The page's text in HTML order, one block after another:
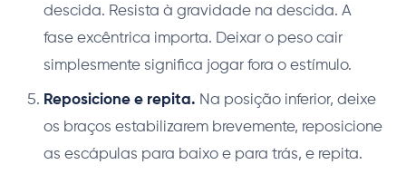
descida. Resista à gravidade na descida. A
fase excêntrica importa. Deixar o peso cair
simplesmente significa jogar fora o estímulo.
Reposicione e repita. Na posição inferior, deixe
os braços estabilizarem brevemente, reposicione
as escápulas para baixo e para trás, e repita.